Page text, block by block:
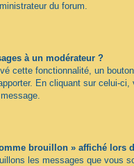
du forum.
à un modérateur ?
cette fonctionnalité, un
En cliquant sur celui-
brouillon » affiché lors
les messages que vous